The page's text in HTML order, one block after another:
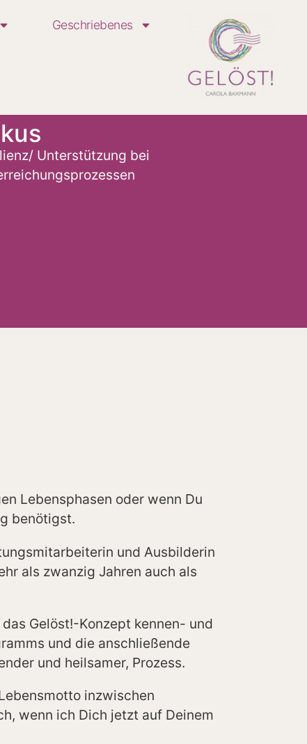
Geschriebenes
Unterstützung bei
Lebensphasen oder wenn Du
benötigst.
und Ausbilderin
als zwanzig Jahren auch als
Gelöst!-Konzept kennen- und
und die anschließende
und heilsamer, Prozess.
inzwischen
wenn ich Dich jetzt auf Deinem